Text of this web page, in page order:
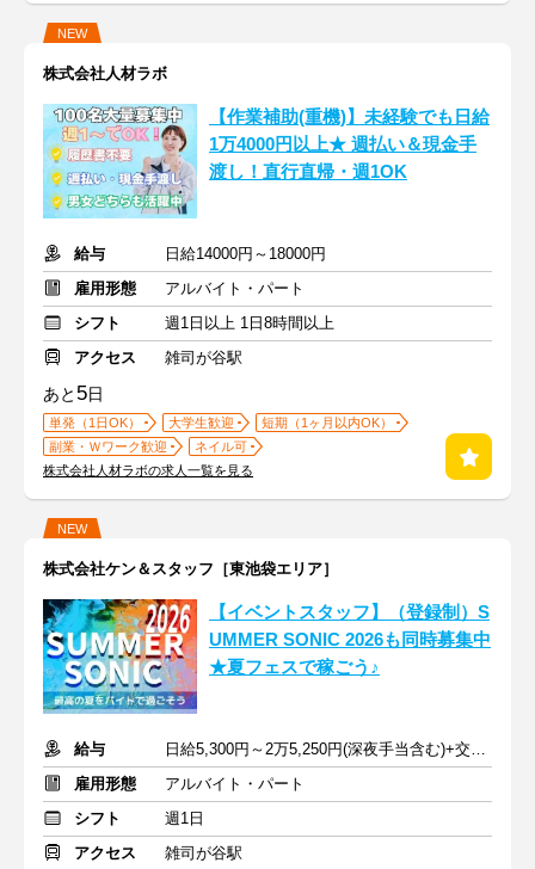
NEW
株式会社人材ラボ
【作業補助(重機)】未経験でも日給
1万4000円以上★ 週払い＆現金手
渡し！直行直帰・週1OK
給与
日給14000円～18000円
雇用形態
アルバイト・パート
シフト
週1日以上 1日8時間以上
アクセス
雑司が谷駅
あと 5日
単発（1日OK） 大学生歓迎
短期（1ヶ月以内OK）
副業・Ｗワーク歓迎
ネイル可
株式会社人材ラボの求人一覧を見る
NEW
株式会社ケン＆スタッフ［東池袋エリア］
【イベントスタッフ】（登録制）S
UMMER SONIC 2026も同時募集中
★夏フェスで稼ごう♪
給与
日給5,300円～2万5,250円(深夜手当含む)+交通費支給
雇用形態
アルバイト・パート
シフト
週1日
アクセス
雑司が谷駅